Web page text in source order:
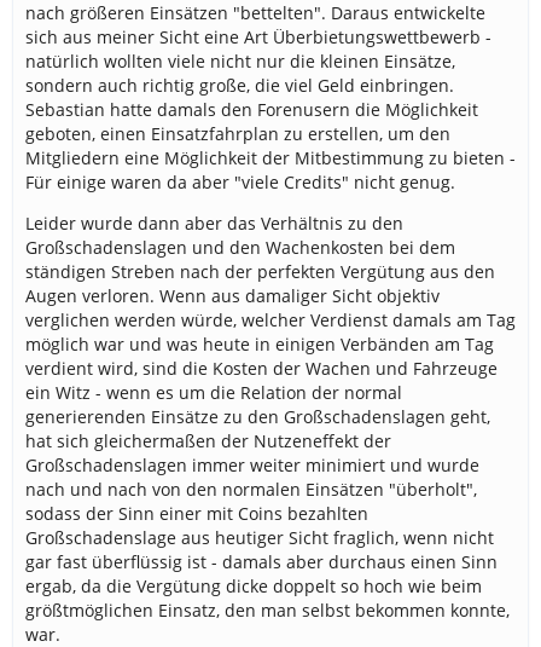
nach größeren Einsätzen "bettelten". Daraus entwickelte
sich aus meiner Sicht eine Art Überbietungswettbewerb -
natürlich wollten viele nicht nur die kleinen Einsätze,
sondern auch richtig große, die viel Geld einbringen.
Sebastian hatte damals den Forenusern die Möglichkeit
geboten, einen Einsatzfahrplan zu erstellen, um den
Mitgliedern eine Möglichkeit der Mitbestimmung zu bieten -
Für einige waren da aber "viele Credits" nicht genug.
Leider wurde dann aber das Verhältnis zu den
Großschadenslagen und den Wachenkosten bei dem
ständigen Streben nach der perfekten Vergütung aus den
Augen verloren. Wenn aus damaliger Sicht objektiv
verglichen werden würde, welcher Verdienst damals am Tag
möglich war und was heute in einigen Verbänden am Tag
verdient wird, sind die Kosten der Wachen und Fahrzeuge
ein Witz - wenn es um die Relation der normal
generierenden Einsätze zu den Großschadenslagen geht,
hat sich gleichermaßen der Nutzeneffekt der
Großschadenslagen immer weiter minimiert und wurde
nach und nach von den normalen Einsätzen "überholt",
sodass der Sinn einer mit Coins bezahlten
Großschadenslage aus heutiger Sicht fraglich, wenn nicht
gar fast überflüssig ist - damals aber durchaus einen Sinn
ergab, da die Vergütung dicke doppelt so hoch wie beim
größtmöglichen Einsatz, den man selbst bekommen konnte,
war.